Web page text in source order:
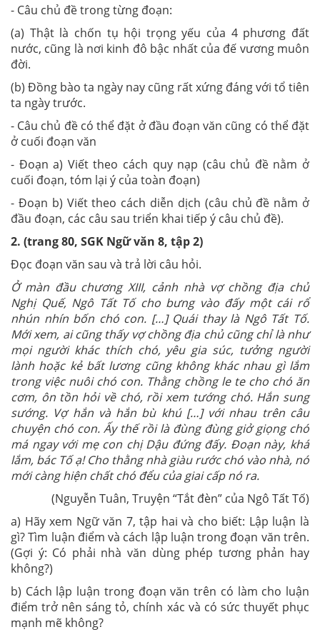
- Câu chủ đề trong từng đoạn:
(a) Thật là chốn tụ hội trọng yếu của 4 phương đất
nước, cũng là nơi kinh đô bậc nhất của đế vương muôn
đời.
(b) Đồng bào ta ngày nay cũng rất xứng đáng với tổ tiên
ta ngày trước.
- Câu chủ đề có thể đặt ở đầu đoạn văn cũng có thể đặt
ở cuối đoạn văn
- Đoạn a) Viết theo cách quy nạp (câu chủ đề nằm ở
cuối đoạn, tóm lại ý của toàn đoạn)
- Đoạn b) Viết theo cách diễn dịch (câu chủ đề nằm ở
đầu đoạn, các câu sau triển khai tiếp ý câu chủ đề).
2. (trang 80, SGK Ngữ văn 8, tập 2)
Đọc đoạn văn sau và trả lời câu hỏi.
Ở màn đầu chương XIII, cảnh nhà vợ chồng địa chủ
Nghị Quế, Ngô Tất Tố cho bưng vào đấy một cái rổ
nhún nhín bốn chó con. […] Quái thay là Ngô Tất Tố.
Mới xem, ai cũng thấy vợ chồng địa chủ cũng chỉ là như
mọi người khác thích chó, yêu gia súc, tưởng người
lành hoặc kẻ bất lương cũng không khác nhau gì lắm
trong việc nuôi chó con. Thằng chồng le te cho chó ăn
cơm, ôn tồn hỏi về chó, rồi xem tướng chó. Hắn sung
sướng. Vợ hắn và hắn bù khú […] với nhau trên câu
chuyện chó con. Ấy thế rồi là đùng đùng giở giọng chó
má ngay với mẹ con chị Dậu đứng đấy. Đoạn này, khá
lắm, bác Tố ạ! Cho thằng nhà giàu rước chó vào nhà, nó
mới càng hiện chất chó đểu của giai cấp nó ra.
(Nguyễn Tuân, Truyện “Tắt đèn” của Ngô Tất Tố)
a) Hãy xem Ngữ văn 7, tập hai và cho biết: Lập luận là
gì? Tìm luận điểm và cách lập luận trong đoạn văn trên.
(Gợi ý: Có phải nhà văn dùng phép tương phản hay
không?)
b) Cách lập luận trong đoạn văn trên có làm cho luận
điểm trở nên sáng tỏ, chính xác và có sức thuyết phục
mạnh mẽ không?